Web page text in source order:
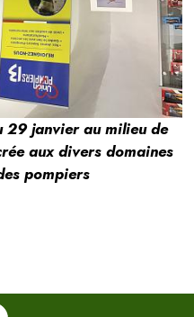
29 janvier au milieu de
aux divers domaines
pompiers